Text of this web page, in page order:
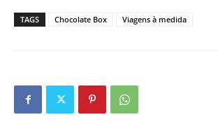
TAGS Chocolate Box Viagens à medida